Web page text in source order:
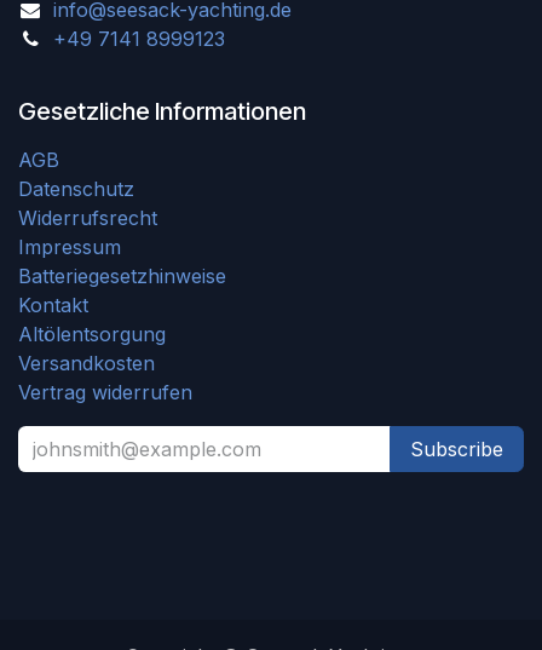
info@seesack-yachting.de
+49 7141 8999123
Gesetzliche Informationen
AGB
Datenschutz
Widerrufsrecht
Impressum
Batteriegesetzhinweise
Kontakt
Altölentsorgung
Versandkosten
Vertrag widerrufen
Subscribe